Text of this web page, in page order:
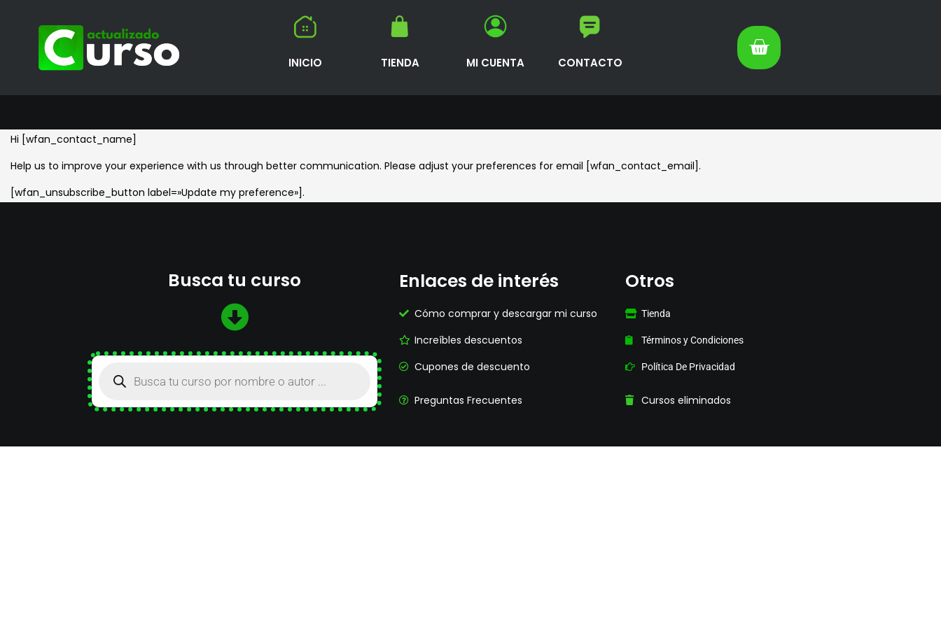
INICIO TIENDA MI CUENTA CONTACTO
Hi [wfan_contact_name]
Help us to improve your experience with us through better communication. Please adjust your preferences for email [wfan_contact_email].
[wfan_unsubscribe_button label=»Update my preference»].
Busca tu curso Enlaces de interés
Cómo comprar y descargar mi curso
Increíbles descuentos
Cupones de descuento
Preguntas Frecuentes
Otros
Tienda
Términos y Condiciones
Política De Privacidad
Cursos eliminados